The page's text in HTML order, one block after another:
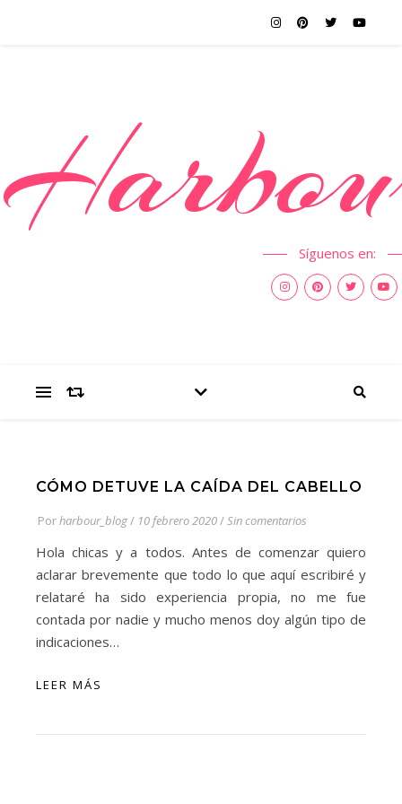
Síguenos en:
CÓMO DETUVE LA CAÍDA DEL CABELLO
Porharbour_blog/ 10 febrero 2020/Sin comentarios
Hola chicas y a todos. Antes de comenzar quiero
aclarar brevemente que todo lo que aquí escribiré y
relataré ha sido experiencia propia, no me fue
contada por nadie y mucho menos doy algún tipo de
indicaciones…
LEER MÁS